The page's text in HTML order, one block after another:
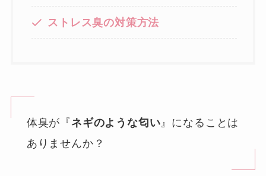
ストレス臭の対策方法
体臭が『 ネギのような匂い』になることは
ありませんか？